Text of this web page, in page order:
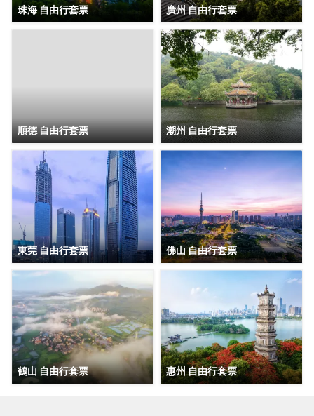
珠海 自由行套票 廣州 自由行套票
順德 自由行套票 潮州 自由行套票
東莞 自由行套票 佛山 自由行套票
鶴山 自由行套票 惠州 自由行套票